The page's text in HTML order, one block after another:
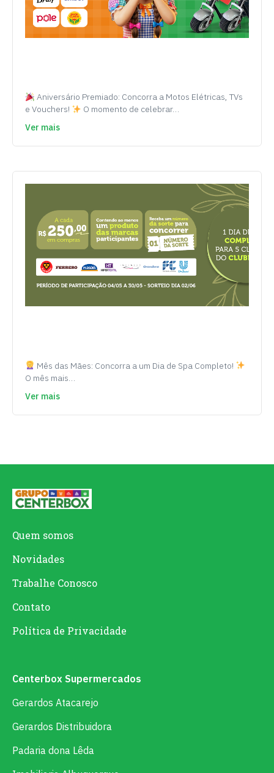
Aniversário Premiado: Concorra a Motos Elétricas, TVs
e Vouchers!
O momento de celebrar…
Ver mais
Mês das Mães: Concorra a um Dia de Spa Completo!
O mês mais…
Ver mais
Quem somos
Novidades
Trabalhe Conosco
Contato
Política de Privacidade
Centerbox Supermercados
Gerardos Atacarejo
Gerardos Distribuidora
Padaria dona Lêda